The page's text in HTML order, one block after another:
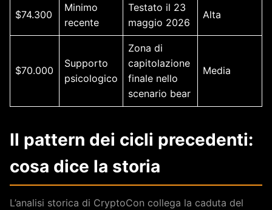
$74.300
Minimo
recente
Testato il 23
maggio 2026
Alta
$70.000
Supporto
psicologico
Zona di
capitolazione
finale nello
scenario bear
Media
Il pattern dei cicli precedenti:
cosa dice la storia
L’analisi storica di CryptoCon collega la caduta del